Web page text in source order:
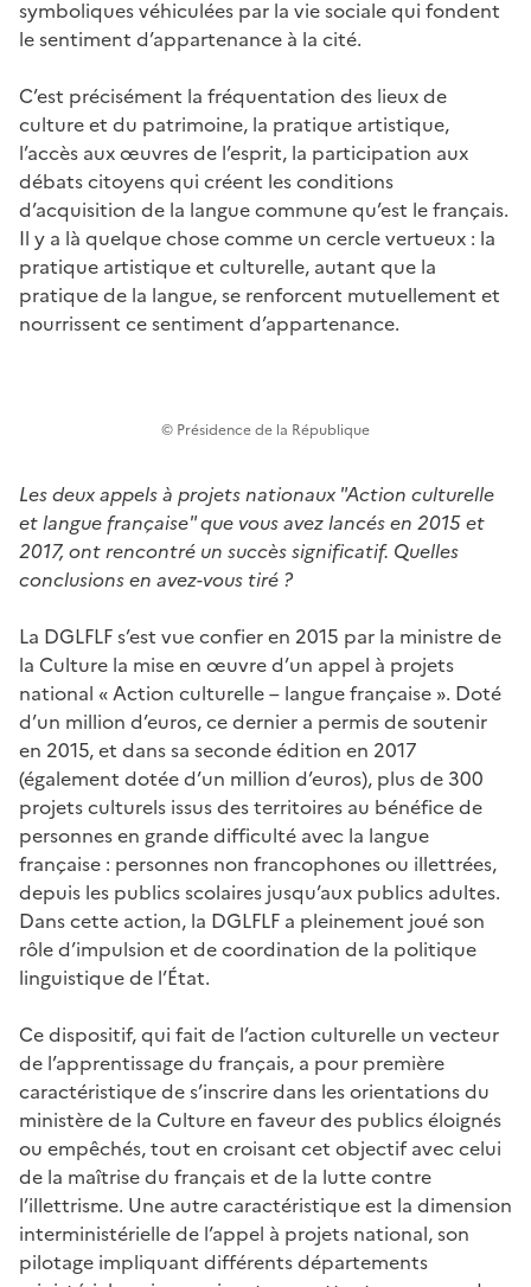
symboliques véhiculées par la vie sociale qui fondent
le sentiment d’appartenance à la cité.
C’est précisément la fréquentation des lieux de
culture et du patrimoine, la pratique artistique,
l’accès aux œuvres de l’esprit, la participation aux
débats citoyens qui créent les conditions
d’acquisition de la langue commune qu’est le français.
Il y a là quelque chose comme un cercle vertueux : la
pratique artistique et culturelle, autant que la
pratique de la langue, se renforcent mutuellement et
nourrissent ce sentiment d’appartenance.
© Présidence de la République
Les deux appels à projets nationaux "Action culturelle
et langue française" que vous avez lancés en 2015 et
2017, ont rencontré un succès significatif. Quelles
conclusions en avez-vous tiré ?
La DGLFLF s’est vue confier en 2015 par la ministre de
la Culture la mise en œuvre d’un appel à projets
national « Action culturelle – langue française ». Doté
d’un million d’euros, ce dernier a permis de soutenir
en 2015, et dans sa seconde édition en 2017
(également dotée d’un million d’euros), plus de 300
projets culturels issus des territoires au bénéfice de
personnes en grande difficulté avec la langue
française : personnes non francophones ou illettrées,
depuis les publics scolaires jusqu’aux publics adultes.
Dans cette action, la DGLFLF a pleinement joué son
rôle d’impulsion et de coordination de la politique
linguistique de l’État.
Ce dispositif, qui fait de l’action culturelle un vecteur
de l’apprentissage du français, a pour première
caractéristique de s’inscrire dans les orientations du
ministère de la Culture en faveur des publics éloignés
ou empêchés, tout en croisant cet objectif avec celui
de la maîtrise du français et de la lutte contre
l’illettrisme. Une autre caractéristique est la dimension
interministérielle de l’appel à projets national, son
pilotage impliquant différents départements